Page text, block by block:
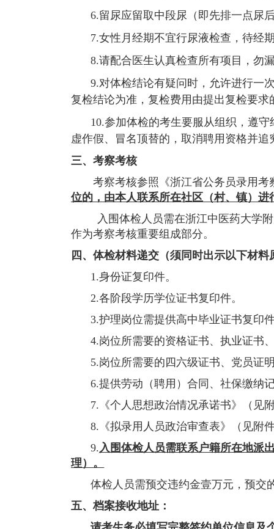
6.留尿应留取中段尿（即先排一点尿
7.女性月经期不宜行尿液检查，待经
8.请配合医生认真检查所有项目，勿
9.对体检结论有疑问时，允许进行一
复检结论为准，复检费用由提出复检要
10.参加体检的考生要服从组织，遵
虚作假、冒名顶替的，取消聘用资格并追
三、考察考核
考察考核参照《浙江省公务员录用
位的，由本人联系所在社区（村、镇）
入围体检人员需在浙江中医药大学
作为考察考核重要组成部分。
四、体检材料递交 （须同时出示以下材料
1.身份证复印件。
2.各阶段学历学位证书复印件。
3.护理岗位需提供高中毕业证书复印
4.岗位所需要的资格证书、执业证书
5.岗位所需要的四六级证书、党员证
6.提供劳动（聘用）合同、社保缴纳
7.《个人思想政治情况承诺书》（见
8.《拟录用人员政治审查表》（见附
9.入围体检人员需联系户籍所在地派
理）。
体检人员需预交违约金壹万元，预交
五、档案接收地址：